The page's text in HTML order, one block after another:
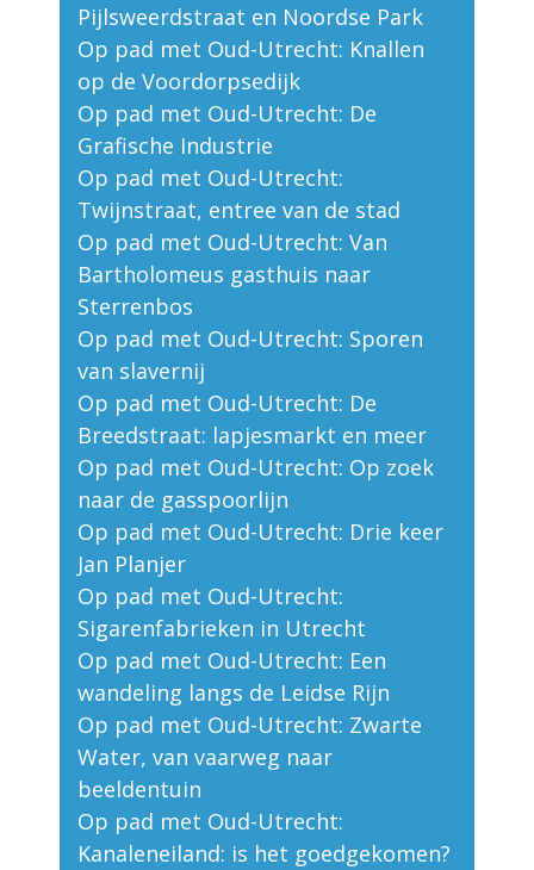
Pijlsweerdstraat en Noordse Park
Op pad met Oud-Utrecht: Knallen
op de Voordorpsedijk
Op pad met Oud-Utrecht: De
Grafische Industrie
Op pad met Oud-Utrecht:
Twijnstraat, entree van de stad
Op pad met Oud-Utrecht: Van
Bartholomeus gasthuis naar
Sterrenbos
Op pad met Oud-Utrecht: Sporen
van slavernij
Op pad met Oud-Utrecht: De
Breedstraat: lapjesmarkt en meer
Op pad met Oud-Utrecht: Op zoek
naar de gasspoorlijn
Op pad met Oud-Utrecht: Drie keer
Jan Planjer
Op pad met Oud-Utrecht:
Sigarenfabrieken in Utrecht
Op pad met Oud-Utrecht: Een
wandeling langs de Leidse Rijn
Op pad met Oud-Utrecht: Zwarte
Water, van vaarweg naar
beeldentuin
Op pad met Oud-Utrecht:
Kanaleneiland: is het goedgekomen?